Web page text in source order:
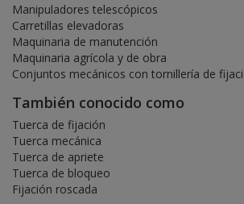
Manipuladores telescópicos
Carretillas elevadoras
Maquinaria de manutención
Maquinaria agrícola y de obra
Conjuntos mecánicos con tornillería de
También conocido como
Tuerca de fijación
Tuerca mecánica
Tuerca de apriete
Tuerca de bloqueo
Fijación roscada